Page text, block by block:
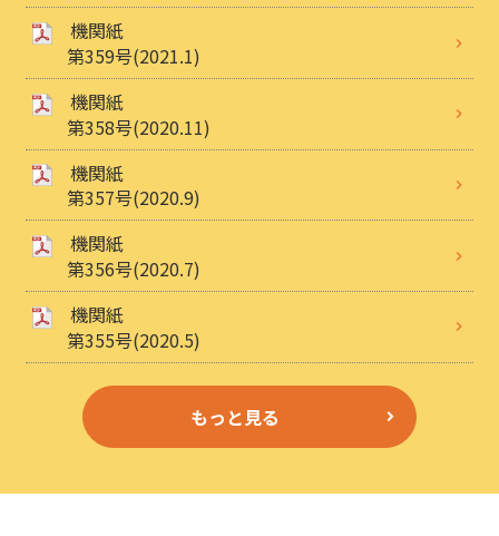
機関紙
第359号(2021.1)
機関紙
第358号(2020.11)
機関紙
第357号(2020.9)
機関紙
第356号(2020.7)
機関紙
第355号(2020.5)
もっと見る